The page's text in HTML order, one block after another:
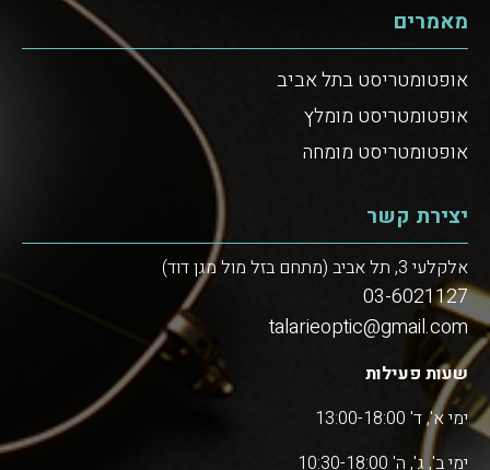
מאמרים
אופטומטריסט בתל אביב
אופטומטריסט מומלץ
אופטומטריסט מומחה
יצירת קשר
אלקלעי 3, תל אביב (מתחם בזל מול מגן דוד)
03-6021127
talarieoptic@gmail.com
שעות פעילות
ימי א', ד' 13:00-18:00
ימי ב', ג', ה' 10:30-18:00